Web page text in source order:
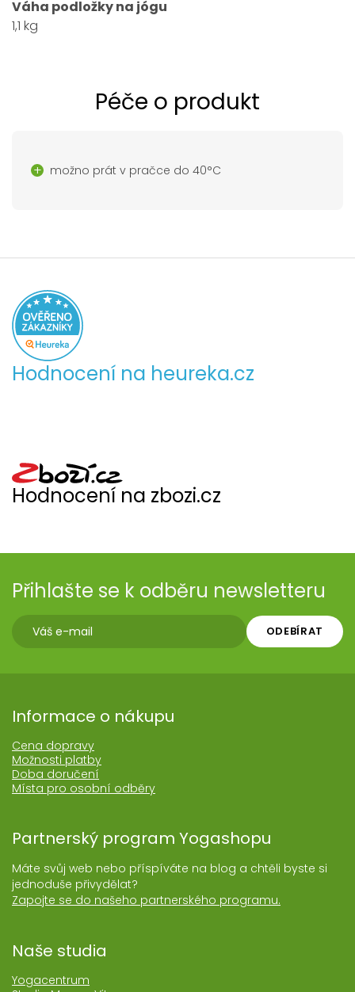
Váha podložky na jógu
1,1 kg
Péče o produkt
možno prát v pračce do 40°C
Hodnocení na heureka.cz
Hodnocení na zbozi.cz
Přihlašte se k odběru newsletteru
ODEBÍRAT
Informace o nákupu
Cena dopravy
Možnosti platby
Doba doručení
Místa pro osobní odběry
Partnerský program Yogashopu
Máte svůj web nebo příspíváte na blog a chtěli byste si
jednoduše přivydělat?
Zapojte se do našeho partnerského programu.
Naše studia
Yogacentrum